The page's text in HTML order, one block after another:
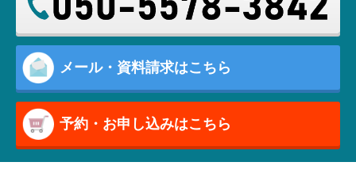
メール・資料請求はこちら
予約・お申し込みはこちら